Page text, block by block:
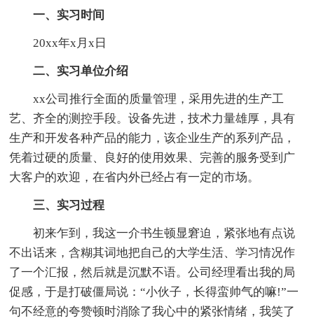
一、实习时间
20xx年x月x日
二、实习单位介绍
xx公司推行全面的质量管理，采用先进的生产工
艺、齐全的测控手段。设备先进，技术力量雄厚，具有
生产和开发各种产品的能力，该企业生产的系列产品，
凭着过硬的质量、良好的使用效果、完善的服务受到广
大客户的欢迎，在省内外已经占有一定的市场。
三、实习过程
初来乍到，我这一介书生顿显窘迫，紧张地有点说
不出话来，含糊其词地把自己的大学生活、学习情况作
了一个汇报，然后就是沉默不语。公司经理看出我的局
促感，于是打破僵局说：“小伙子，长得蛮帅气的嘛!”一
句不经意的夸赞顿时消除了我心中的紧张情绪，我笑了